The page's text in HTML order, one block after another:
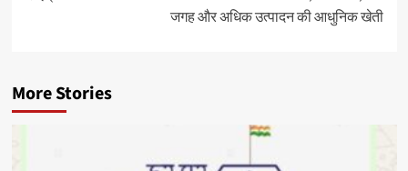
जगह और अधिक उत्पादन की आधुनिक खेती
More Stories